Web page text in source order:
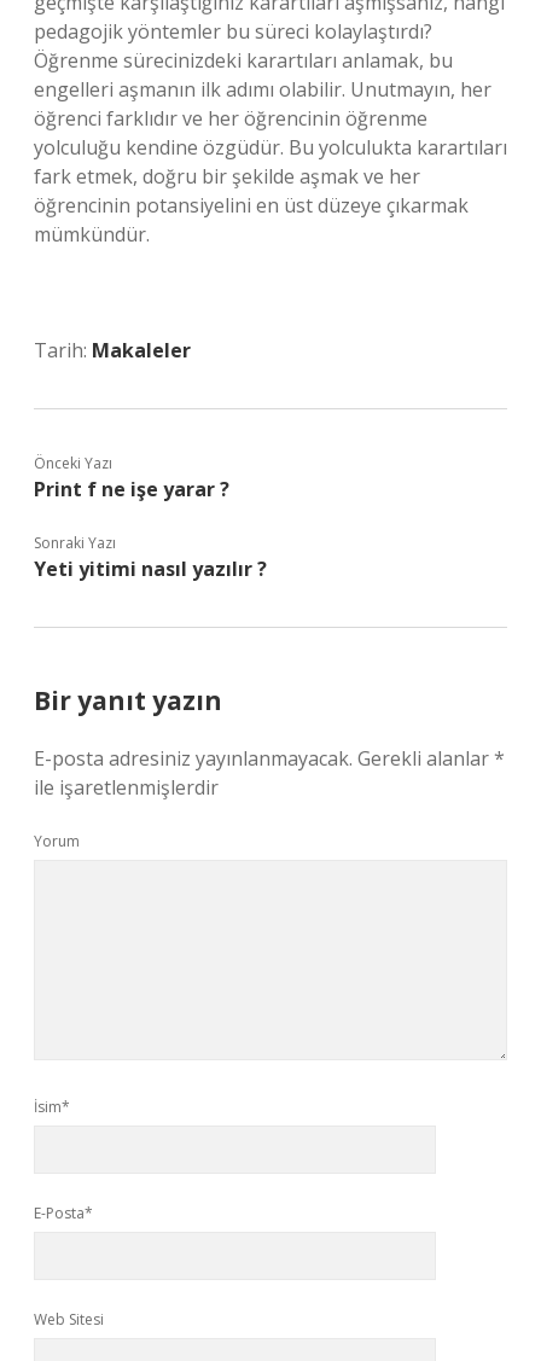
pedagojik yöntemler bu süreci kolaylaştırdı?
Öğrenme sürecinizdeki karartıları anlamak, bu
engelleri aşmanın ilk adımı olabilir. Unutmayın, her
öğrenci farklıdır ve her öğrencinin öğrenme
yolculuğu kendine özgüdür. Bu yolculukta karartıları
fark etmek, doğru bir şekilde aşmak ve her
öğrencinin potansiyelini en üst düzeye çıkarmak
mümkündür.
Tarih: Makaleler
Önceki Yazı
Print f ne işe yarar ?
Sonraki Yazı
Yeti yitimi nasıl yazılır ?
Bir yanıt yazın
E-posta adresiniz yayınlanmayacak. Gerekli alanlar*
ile işaretlenmişlerdir
Yorum
İsim*
E-Posta*
Web Sitesi